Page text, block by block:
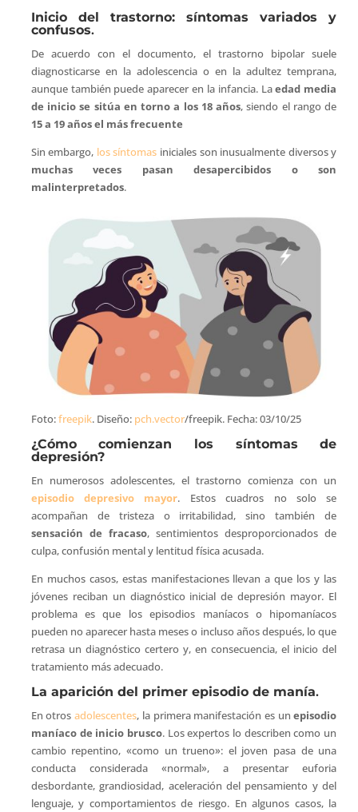
Inicio del trastorno: síntomas variados y
confusos.
De acuerdo con el documento, el trastorno bipolar suele
diagnosticarse en la adolescencia o en la adultez temprana,
aunque también puede aparecer en la infancia. Laedad media
de inicio se sitúa en torno a los 18 años, siendo el rango de
15 a 19 años el más frecuente
Sin embargo, los síntomas iniciales son inusualmente diversos y
muchas veces pasan desapercibidos o son
malinterpretados.
Foto:freepik. Diseño: pch.vector/freepik. Fecha: 03/10/25
¿Cómo comienzan los síntomas de
depresión?
En numerosos adolescentes, el trastorno comienza con un
episodio depresivo mayor. Estos cuadros no solo se
acompañan de tristeza o irritabilidad, sino también de
sensación de fracaso, sentimientos desproporcionados de
culpa, confusión mental y lentitud física acusada.
En muchos casos, estas manifestaciones llevan a que los y las
jóvenes reciban un diagnóstico inicial de depresión mayor. El
problema es que los episodios maníacos o hipomaníacos
pueden no aparecer hasta meses o incluso años después, lo que
retrasa un diagnóstico certero y, en consecuencia, el inicio del
tratamiento más adecuado.
La aparición del primer episodio de manía.
En otrosadolescentes, la primera manifestación es unepisodio
maníaco de inicio brusco. Los expertos lo describen como un
cambio repentino, «como un trueno»: el joven pasa de una
conducta considerada «normal», a presentar euforia
desbordante, grandiosidad, aceleración del pensamiento y del
lenguaje, y comportamientos de riesgo. En algunos casos, la